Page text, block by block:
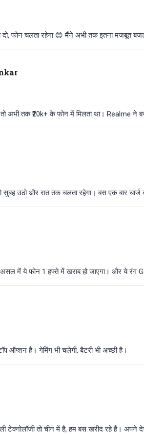
दो, फोन चलता रहेगा 😍 मैंने अभी तक इतना मजबूत
अभी तक ₹20k+ के फोन में मिलता था। Realme ने
सुबह उठो और रात तक चलता रहेगा। बस एक बार चार्ज
असल में ये फोन 1 हफ्ते में खराब हो जाएगा। और ये
ऑप्शन है। गेमिंग भी चलेगी, बैटरी भी अच्छी है।
तो चीन में है, हम बस खरीद रहे हैं। अपने